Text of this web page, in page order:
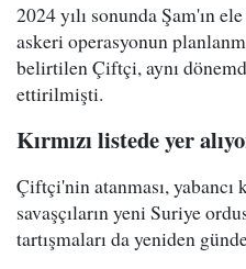
2024 yılı sonunda Şam'ın
askeri operasyonun
belirtilen Çiftçi, aynı
ettirilmişti.
Kırmızı listede yer
Çiftçi'nin atanması,
savaşçıların yeni Suriye
tartışmaları da yeniden